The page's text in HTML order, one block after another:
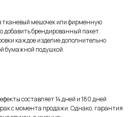
тканевый мешочек или фирменную
добавить брендированный пакет.
каждое изделие дополнительно
бумажной подушкой.
составляет 14 дней и 180 дней
с момента продажи. Однако, гарантия